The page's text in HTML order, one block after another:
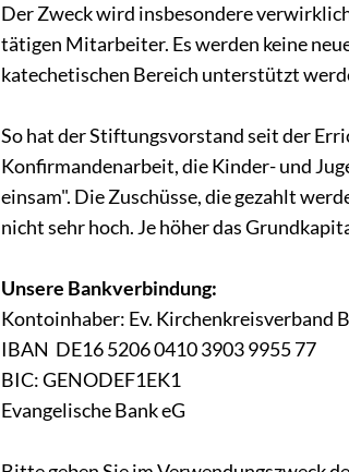
Der Zweck wird insbesondere
tätigen Mitarbeiter. Es werden keine
katechetischen Bereich unterstützt
So hat der Stiftungsvorstand seit der
Konfirmandenarbeit, die Kinder- und
einsam". Die Zuschüsse, die gezahlt
nicht sehr hoch. Je höher das
Unsere Bankverbindung:
Kontoinhaber: Ev. Kirchenkreisverband
IBAN DE16 5206 0410 3903 9955 77
BIC: GENODEF1EK1
Evangelische Bank eG